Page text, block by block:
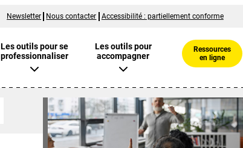
Newsletter Nous contacter Accessibilité : partiellement conforme
Les outils pour se
professionnaliser
Les outils pour
accompagner
Ressources
en ligne